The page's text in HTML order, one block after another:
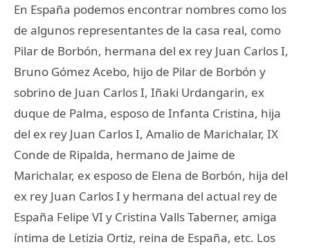
En España podemos encontrar nombres como los
de algunos representantes de la casa real, como
Pilar de Borbón, hermana del ex rey Juan Carlos I,
Bruno Gómez Acebo, hijo de Pilar de Borbón y
sobrino de Juan Carlos I, Iñaki Urdangarin, ex
duque de Palma, esposo de Infanta Cristina, hija
del ex rey Juan Carlos I, Amalio de Marichalar, IX
Conde de Ripalda, hermano de Jaime de
Marichalar, ex esposo de Elena de Borbón, hija del
ex rey Juan Carlos I y hermana del actual rey de
España Felipe VI y Cristina Valls Taberner, amiga
íntima de Letizia Ortiz, reina de España, etc. Los